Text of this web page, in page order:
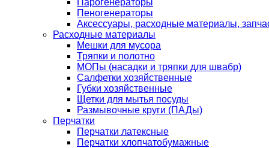
Пеногенераторы
Аксессуары, расходные материалы,
Расходные материалы
Мешки для мусора
Тряпки и полотно
МОПы (насадки и тряпки для швабр)
Салфетки хозяйственные
Губки хозяйственные
Щетки для мытья посуды
Размывочные круги (ПАДы)
Перчатки
Перчатки латексные
Перчатки хлопчатобумажные